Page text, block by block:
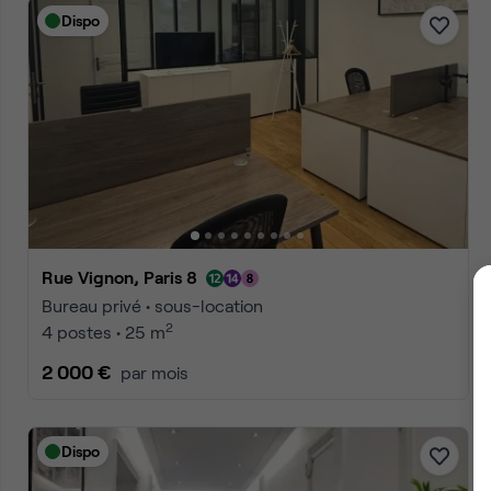
Dispo
Rue Vignon, Paris 8
Bureau privé • sous-location
4 postes • 25 m2
2 000 € par mois
Dispo